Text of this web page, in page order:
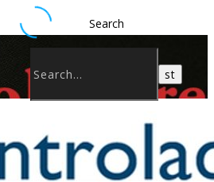
Search